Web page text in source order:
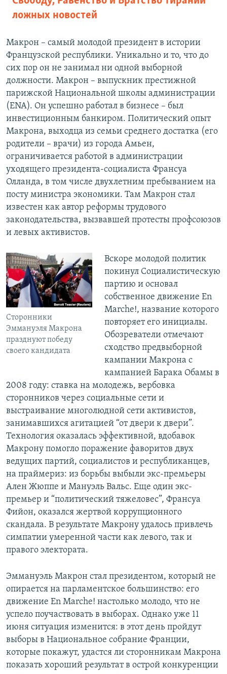
ложных новостей
Макрон – самый молодой президент в истории
Французской республики. Уникально и то, что до
сих пор он не занимал ни одной выборной
должности. Макрон – выпускник престижной
парижской Национальной школы администрации
(ENA). Он успешно работал в бизнесе – был
инвестиционным банкиром. Политический опыт
Макрона, выходца из семьи среднего достатка (его
родители – врачи) из города Амьен,
ограничивается работой в администрации
уходящего президента-социалиста Франсуа
Олланда, в том числе двухлетним пребыванием на
посту министра экономики. Там Макрон стал
известен как автор реформы трудового
законодательства, вызвавшей протесты профсоюзов
и левых активистов.
Сторонники
Эммануэля Макрона
празднуют победу
своего кандидата
Вскоре молодой политик
покинул Социалистическую
партию и основал
собственное движение En
Marche!, название которого
повторяет его инициалы.
Обозреватели отмечают
сходство предвыборной
кампании Макрона с
кампанией Барака Обамы в
2008 году: ставка на молодежь, вербовка
сторонников через социальные сети и
выстраивание многолюдной сети активистов,
занимавшихся агитацией “от двери к двери”.
Технология оказалась эффективной, вдобавок
Макрону помогло поражение фаворитов двух
ведущих партий, социалистов и республиканцев,
на праймериз: из борьбы выбыли экс-премьеры
Ален Жюппе и Мануэль Вальс. Еще один экс-
премьер и “политический тяжеловес”, Франсуа
Фийон, оказался жертвой коррупционного
скандала. В результате Макрону удалось привлечь
симпатии умеренной части как левого, так и
правого электората.
Эммануэль Макрон стал президентом, который не
опирается на парламентское большинство: его
движение En Marche! настолько молодо, что не
успело поучаствовать в выборах. Однако уже 11
июня ситуация изменится: в этот день пройдут
выборы в Национальное собрание Франции,
которые покажут, удастся ли сторонникам Макрона
показать хороший результат в острой конкуренции